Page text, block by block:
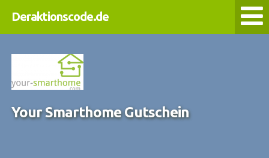
Deraktionscode.de
Your Smarthome Gutschein